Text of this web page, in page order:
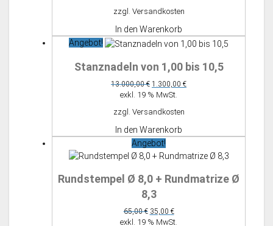
33,00 €23,10 €.
zzgl. Versandkosten
In den Warenkorb
Angebot!
Stanznadeln von 1,00 bis 10,5
13.000,00€ Ursprünglicher
Preis
13.000,00 €
1.300,00 €Aktueller
exkl. 19 % MwSt.
zzgl. Versandkosten
In den Warenkorb
Angebot!
Rundstempel Ø 8,0 + Rundmatrize Ø
8,3
65,00€ Ursprünglicher
Preis
35,00 €Aktueller
Preis
exkl. 19 % MwSt.